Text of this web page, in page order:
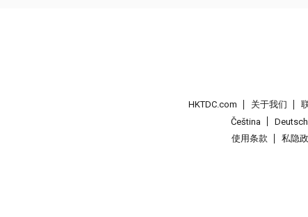
HKTDC.com 关于我们
Čeština
Deutsch
使用条款
私隐